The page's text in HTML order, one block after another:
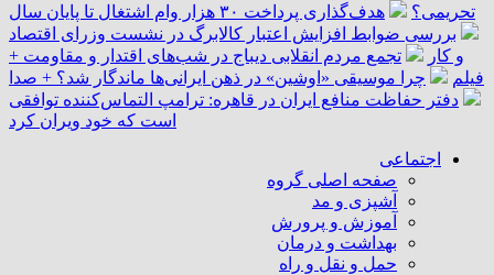
تحریمی؟
هدف‌گذاری پرداخت ۳۰ هزار وام اشتغال تا پایان سال
بررسی ضوابط افزایش اعتبار کالابرگ در نشست وزرای اقتصاد
و کار
تجمع مردم انقلابی دیباج در شب‌های اقتدار و مقاومت +
فیلم
چرا موسیقی «اوشین» در ذهن ایرانی‌ها ماندگار شد؟ + صدا
دفتر حفاظت منافع ایران در قاهره: ترامپ التماس‌کننده توافقی
است که خود ویران کرد
اجتماعی
صفحه اصلی گروه
آشپزی و مد
آموزش و پرورش
بهداشت و درمان
حمل و نقل و راه